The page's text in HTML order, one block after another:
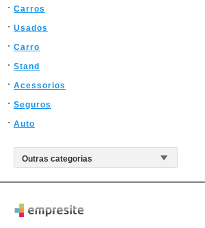
Carros
Usados
Carro
Stand
Acessorios
Seguros
Auto